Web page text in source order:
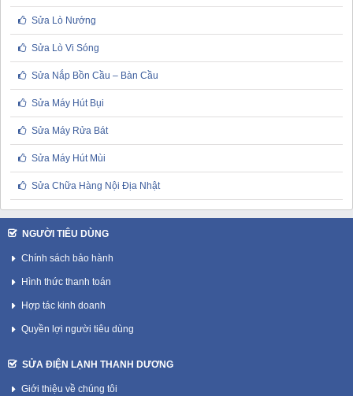
Sửa Lò Nướng
Sửa Lò Vi Sóng
Sửa Nắp Bồn Cầu – Bàn Cầu
Sửa Máy Hút Bụi
Sửa Máy Rửa Bát
Sửa Máy Hút Mùi
Sửa Chữa Hàng Nội Địa Nhật
NGƯỜI TIÊU DÙNG
Chính sách bảo hành
Hình thức thanh toán
Hợp tác kinh doanh
Quyền lợi người tiêu dùng
SỬA ĐIỆN LẠNH THANH DƯƠNG
Giới thiệu về chúng tôi